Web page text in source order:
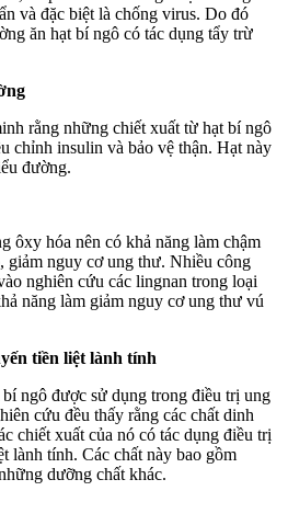
và đặc biệt là chống virus. Do đó
ăn hạt bí ngô có tác dụng tẩy trừ
rằng những chiết xuất từ hạt bí ngô
chỉnh insulin và bảo vệ thận. Hạt này
đường.
ôxy hóa nên có khả năng làm chậm
giảm nguy cơ ung thư. Nhiều công
nghiên cứu các lingnan trong loại
năng làm giảm nguy cơ ung thư vú
tiền liệt lành tính
ngô được sử dụng trong điều trị ung
cứu đều thấy rằng các chất dinh
chiết xuất của nó có tác dụng điều trị
lành tính. Các chất này bao gồm
dưỡng chất khác.